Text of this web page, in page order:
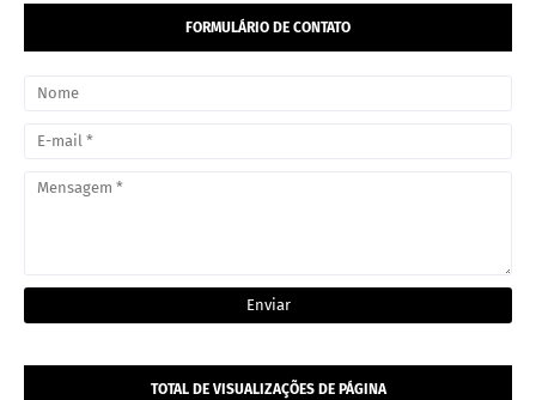
FORMULÁRIO DE CONTATO
TOTAL DE VISUALIZAÇÕES DE PÁGINA